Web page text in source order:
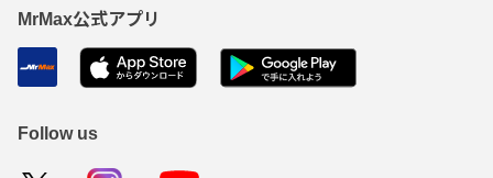
MrMax公式アプリ
Follow us